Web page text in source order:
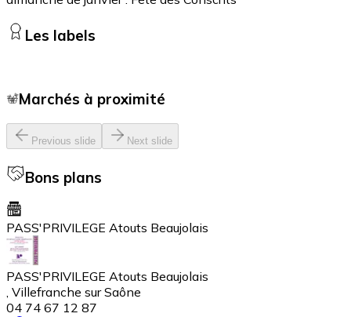
Les labels
Marchés à proximité
Previous slide Next slide
Bons plans
PASS'PRIVILEGE Atouts Beaujolais
PASS'PRIVILEGE Atouts Beaujolais
, Villefranche sur Saône
04 74 67 12 87